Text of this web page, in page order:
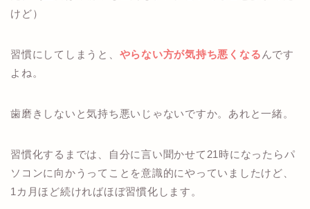
けど）
習慣にしてしまうと、 やらない方が気持ち悪くなる んです
よね。
歯磨きしないと気持ち悪いじゃないですか。あれと一緒。
習慣化するまでは、自分に言い聞かせて21時になったらパ
ソコンに向かうってことを意識的にやっていましたけど、
1カ月ほど続ければほぼ習慣化します。